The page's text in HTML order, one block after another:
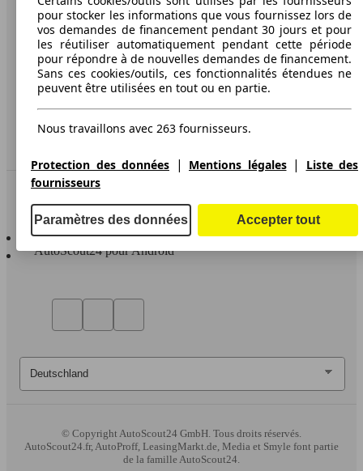
Conditions d'utilisation
Informations légales
Protection des données
Accessibility Statement
Service
Contact
AutoScout24 pour iOS
AutoScout24 pour Android
© Copyright AutoScout24 GmbH. Tous droits réservés.
AutoScout24.fr, AutoProff, LeasingMarkt.de, Media et Smyle font partie
de la famille AutoScout24.
pour stocker les informations que vous fournissez lors de
vos demandes de financement pendant 30 jours et pour
les réutiliser automatiquement pendant cette période
pour répondre à de nouvelles demandes de financement.
Sans ces cookies/outils, ces fonctionnalités étendues ne
peuvent être utilisées en tout ou en partie.
Nous travaillons avec 263 fournisseurs.
Protection des données | Mentions légales|
Liste des
fournisseurs
Paramètres des données Accepter tout